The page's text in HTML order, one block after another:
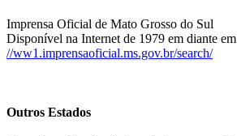
Imprensa Oficial de Mato Grosso do Sul
Disponível na Internet de 1979 em diante em
//ww1.imprensaoficial.ms.gov.br/search/
Outros Estados